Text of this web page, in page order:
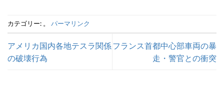
カテゴリー: 。 パーマリンク
アメリカ国内各地テスラ関係
の破壊行為
フランス首都中心部車両の暴
走・警官との衝突